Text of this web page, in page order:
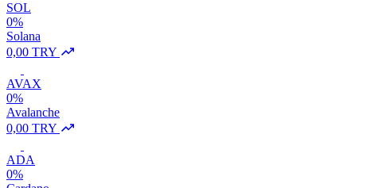
SOL
0%
Solana
0,00 TRY
AVAX
0%
Avalanche
0,00 TRY
ADA
0%